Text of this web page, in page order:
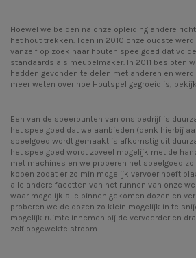
Hoewel we beiden na onze opleiding andere
het hout trekken. Toen in 2010 onze oudste
vanzelf op zoek naar houten speelgoed dat
standaards als meubelmaker. In 2011 besloten
hadden gevonden te delen met anderen en
meer weten over hoe Houtspel gegroeid is,
Een van de speerpunten van ons bedrijf is
het speelgoed dat we aanbieden (denk hierbij
speelgoed wordt gemaakt is afkomstig uit
het speelgoed wordt zoveel mogelijk met de
met machines en we proberen het speelgoed
kopen zodat er zo min mogelijk vervoer hoeft
alle andere facetten van het runnen van onze
waar mogelijk alle binnen gekomen dozen en
proberen we de dozen zo klein mogelijk in te
mogelijk ruimte innemen bij de vervoerder en
zelf opgewekte stroom.